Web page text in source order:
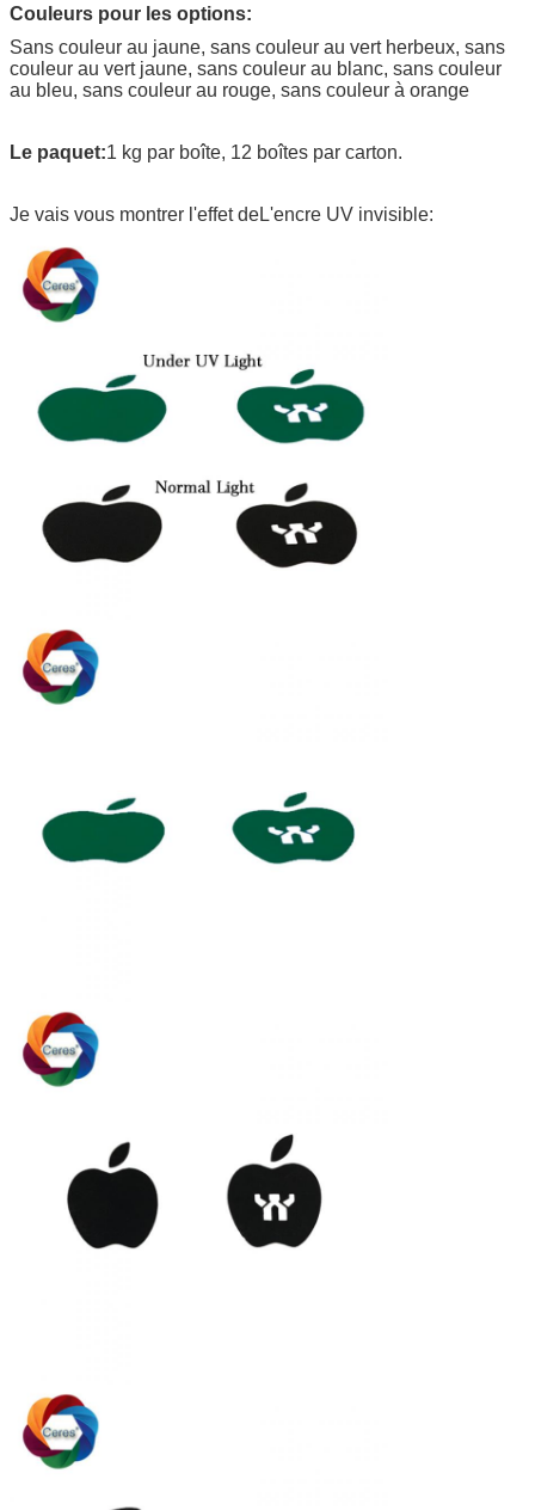
Couleurs pour les options:
Sans couleur au jaune, sans couleur au vert herbeux, sans
couleur au vert jaune, sans couleur au blanc, sans couleur
au bleu, sans couleur au rouge, sans couleur à orange
Le paquet:1 kg par boîte, 12 boîtes par carton.
Je vais vous montrer l'effet deL'encre UV invisible: